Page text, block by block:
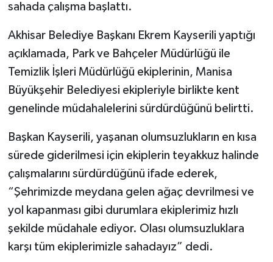
sahada çalışma başlattı.
Akhisar Belediye Başkanı Ekrem Kayserili yaptığı
açıklamada, Park ve Bahçeler Müdürlüğü ile
Temizlik İşleri Müdürlüğü ekiplerinin, Manisa
Büyükşehir Belediyesi ekipleriyle birlikte kent
genelinde müdahalelerini sürdürdüğünü belirtti.
Başkan Kayserili, yaşanan olumsuzlukların en kısa
sürede giderilmesi için ekiplerin teyakkuz halinde
çalışmalarını sürdürdüğünü ifade ederek,
“Şehrimizde meydana gelen ağaç devrilmesi ve
yol kapanması gibi durumlara ekiplerimiz hızlı
şekilde müdahale ediyor. Olası olumsuzluklara
karşı tüm ekiplerimizle sahadayız” dedi.
Etiketler